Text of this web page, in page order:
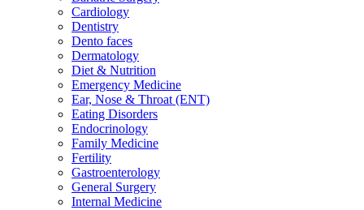
Cardiology
Dentistry
Dento faces
Dermatology
Diet & Nutrition
Emergency Medicine
Ear, Nose & Throat (ENT)
Eating Disorders
Endocrinology
Family Medicine
Fertility
Gastroenterology
General Surgery
Internal Medicine